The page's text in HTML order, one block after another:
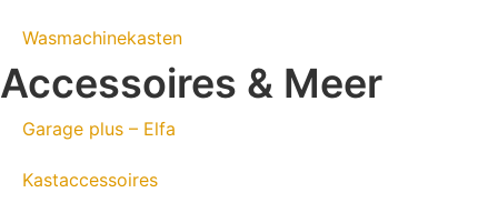
Wasmachinekasten
Accessoires & Meer
Garage plus – Elfa
Kastaccessoires